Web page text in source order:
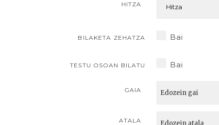
HITZA
BILAKETA ZEHATZA Bai
TESTU OSOAN BILATU Bai
GAIA
ATALA